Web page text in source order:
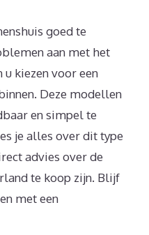
goed te
aan met het
u kiezen voor een
Deze modellen
en simpel te
je alles over dit type
advies over de
te koop zijn. Blijf
met een